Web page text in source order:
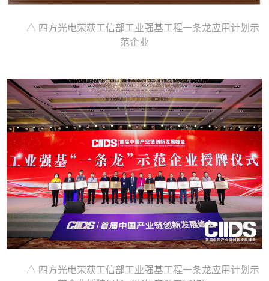
△ 四方光电荣获工信部工业强基工程一条龙应用计划示
范企业
△ 四方光电荣获工信部工业强基工程一条龙应用计划示